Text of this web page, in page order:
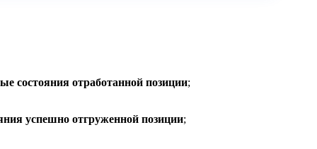
состояния отработанной позиции;
успешно отгруженной позиции;